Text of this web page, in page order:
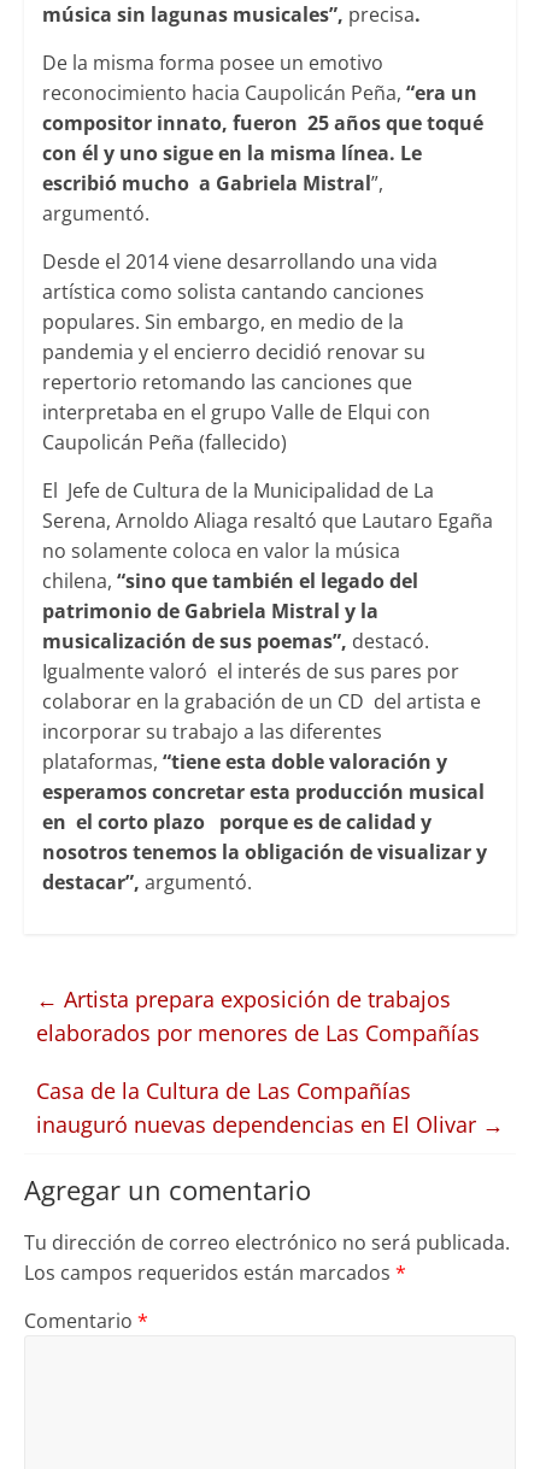
música sin lagunas musicales”, precisa.
De la misma forma posee un emotivo
reconocimiento hacia Caupolicán Peña, “era un
compositor innato, fueron 25 años que toqué
con él y uno sigue en la misma línea. Le
escribió mucho a Gabriela Mistral”,
argumentó.
Desde el 2014 viene desarrollando una vida
artística como solista cantando canciones
populares. Sin embargo, en medio de la
pandemia y el encierro decidió renovar su
repertorio retomando las canciones que
interpretaba en el grupo Valle de Elqui con
Caupolicán Peña (fallecido)
El Jefe de Cultura de la Municipalidad de La
Serena, Arnoldo Aliaga resaltó que Lautaro Egaña
no solamente coloca en valor la música
chilena, “sino que también el legado del
patrimonio de Gabriela Mistral y la
musicalización de sus poemas”, destacó.
Igualmente valoró el interés de sus pares por
colaborar en la grabación de un CD del artista e
incorporar su trabajo a las diferentes
plataformas, “tiene esta doble valoración y
esperamos concretar esta producción musical
en el corto plazo porque es de calidad y
nosotros tenemos la obligación de visualizar y
destacar”, argumentó.
← Artista prepara exposición de trabajos
elaborados por menores de Las Compañías
Casa de la Cultura de Las Compañías
inauguró nuevas dependencias en El Olivar →
Agregar un comentario
Tu dirección de correo electrónico no será publicada.
Los campos requeridos están marcados *
Comentario *